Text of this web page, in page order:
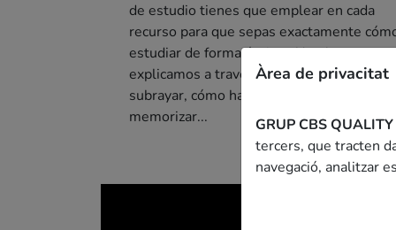
de estudio tienes que emplear en cada
recurso para que sepas exactamente
estudiar de forma óptima. Y te las
explicamos a través de videoclases: cómo
subrayar, cómo hacer esquemas, cómo
memorizar...
Àrea de privacitat
GRUP CBS QUALITY
tercers, que tracten
navegació, analitzar